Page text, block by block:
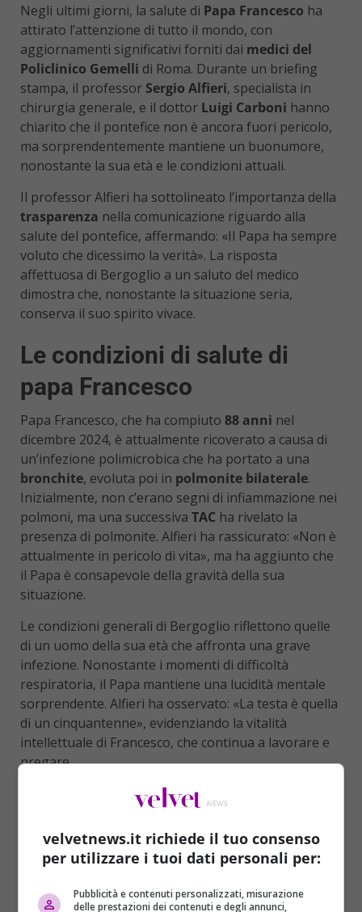
Negli ultimi giorni, la salute di Papa Francesco ha
attirato l’attenzione di tutto il mondo, con
aggiornamenti significativi forniti dai medici del
Policlinico Gemelli di Roma. Durante un briefing
stampa, il professor Sergio Alfieri, specialista in
chirurgia generale, e il dottor Luigi Carboni hanno
chiarito che il pontefice non è ancora fuori pericolo,
ma sorprendentemente mantiene un buonumore,
nonostante la sua età e le condizioni attuali.
Il professor Alfieri ha sottolineato l’importanza della
trasparenza nella comunicazione riguardo alla
salute del pontefice, affermando: «Il Papa ha sempre
voluto che dicessimo la verità». La risposta
affettuosa di Bergoglio a un saluto del medico
dimostra che, nonostante la situazione seria,
conserva il suo spirito vivace.
Le condizioni di salute di
papa Francesco
Papa Francesco, che ha compiuto 88 anni nel
dicembre 2024, è attualmente ricoverato a causa di
un’infezione polimicrobica che ha portato a una
bronchite, evoluta poi in polmonite bilaterale.
Inizialmente, non c’erano segni di infiammazione nei
polmoni, ma una successiva TAC ha rivelato la
presenza di polmonite. Alfieri ha rassicurato: «Non è
attualmente in pericolo di vita», ma ha aggiunto che
il Papa è consapevole della gravità della sua
situazione.
Le condizioni generali di Bergoglio riflettono quelle
di un uomo della sua età che affronta una grave
infezione. Nonostante i momenti di difficoltà
respiratoria, il Papa mantiene una lucidità mentale
sorprendente. Alfieri ha osservato: «La testa è quella
di un cinquantenne», evidenziando la vitalità
intellettuale di Francesco, che continua a lavorare e
pregare.
velvetnews.it richiede il tuo consenso
per utilizzare i tuoi dati personali per:
Pubblicità e contenuti personalizzati, misurazione
delle prestazioni dei contenuti e degli annunci,